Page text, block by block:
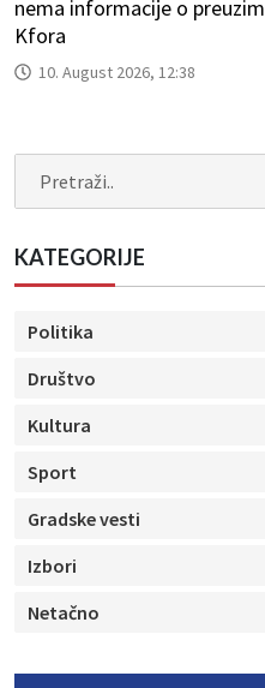
nema informacije o
Kfora
10. August 2026, 12:38
KATEGORIJE
Politika
Društvo
Kultura
Sport
Gradske vesti
Izbori
Netačno